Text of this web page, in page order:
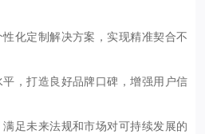
化定制解决方案，实现精准契合不
，打造良好品牌口碑，增强用户信
足未来法规和市场对可持续发展的